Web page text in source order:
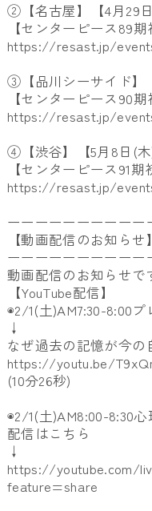
②【名古屋】【4月29日
【センターピース89
https://resast.jp/
③【品川シーサイド】
【センターピース90
https://resast.jp/
④【渋谷】【5月8日(木
【センターピース91期
https://resast.jp/
ーーーーーーーーーー
【動画配信のお知らせ】
ーーーーーーーーーー
動画配信のお知らせで
【YouTube配信】
◉2/1(土)AM7:30-8:00
↓
なぜ過去の記憶が今の
https://youtu.be/
(10分26秒)
◉2/1(土)AM8:00-8:30
配信はこちら
↓
https://youtube.com/
feature=share